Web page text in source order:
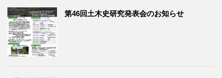
第46回土木史研究発表会のお知らせ